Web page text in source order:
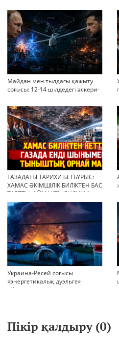
Майдан мен тылдағы қажыту
соғысы: 12-14 шілдедегі әскери-
ГАЗАДАҒЫ ТАРИХИ БЕТБҰРЫС:
ХАМАС ӘКІМШІЛІК БИЛІКТЕН БАС
ТАРТТЫ. АЙМАҚТЫ ЕНДІ КІМ
БАСҚАРАДЫ?
Украина-Ресей соғысы
«энергетикалық дуэльге»
айналып кетті
Пікір қалдыру (0)